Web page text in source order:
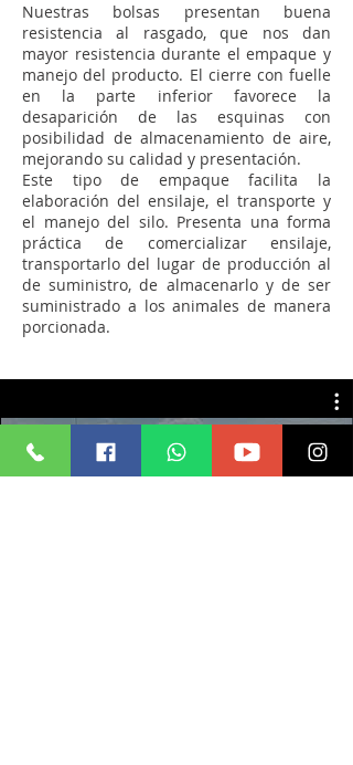
Nuestras bolsas presentan buena
resistencia al rasgado, que nos dan
mayor resistencia durante el empaque y
manejo del producto. El cierre con fuelle
en la parte inferior favorece la
desaparición de las esquinas con
posibilidad de almacenamiento de aire,
mejorando su calidad y presentación.
Este tipo de empaque facilita la
elaboración del ensilaje, el transporte y
el manejo del silo. Presenta una forma
práctica de comercializar ensilaje,
transportarlo del lugar de producción al
de suministro, de almacenarlo y de ser
suministrado a los animales de manera
porcionada.